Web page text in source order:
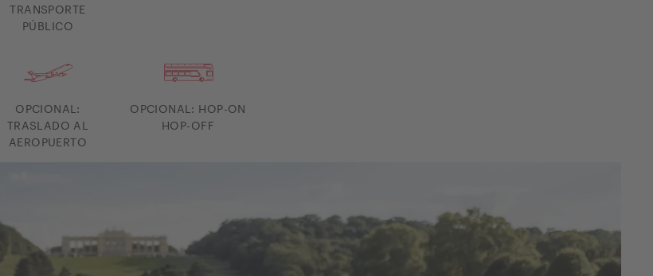
TRANSPORTE
PÚBLICO
OPCIONAL:
TRASLADO AL
AEROPUERTO
OPCIONAL: HOP-ON
HOP-OFF